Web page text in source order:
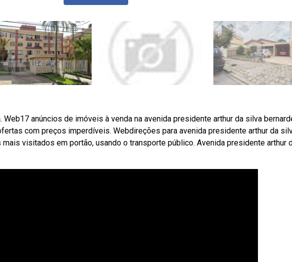
Web17 anúncios de imóveis à venda na avenida presidente arthur da silva
com preços imperdíveis. Webdireções para avenida presidente arthur da
visitados em portão, usando o transporte público. Avenida presidente arthur